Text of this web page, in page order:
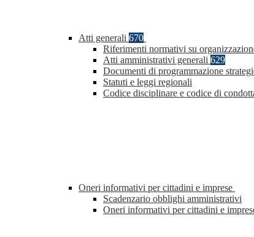
Atti generali 670
Riferimenti normativi su
Atti amministrativi generali 629
Documenti di programmazione
Statuti e leggi regionali
Codice disciplinare e codice di
Oneri informativi per cittadini e imprese
Scadenzario obblighi amministrativi
Oneri informativi per cittadini e